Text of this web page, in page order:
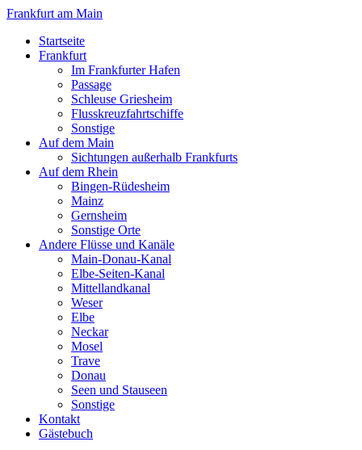
Frankfurt am Main
Startseite
Frankfurt
Im Frankfurter Hafen
Passage
Schleuse Griesheim
Flusskreuzfahrtschiffe
Sonstige
Auf dem Main
Sichtungen außerhalb Frankfurts
Auf dem Rhein
Bingen-Rüdesheim
Mainz
Gernsheim
Sonstige Orte
Andere Flüsse und Kanäle
Main-Donau-Kanal
Elbe-Seiten-Kanal
Mittellandkanal
Weser
Elbe
Neckar
Mosel
Trave
Donau
Seen und Stauseen
Sonstige
Kontakt
Gästebuch